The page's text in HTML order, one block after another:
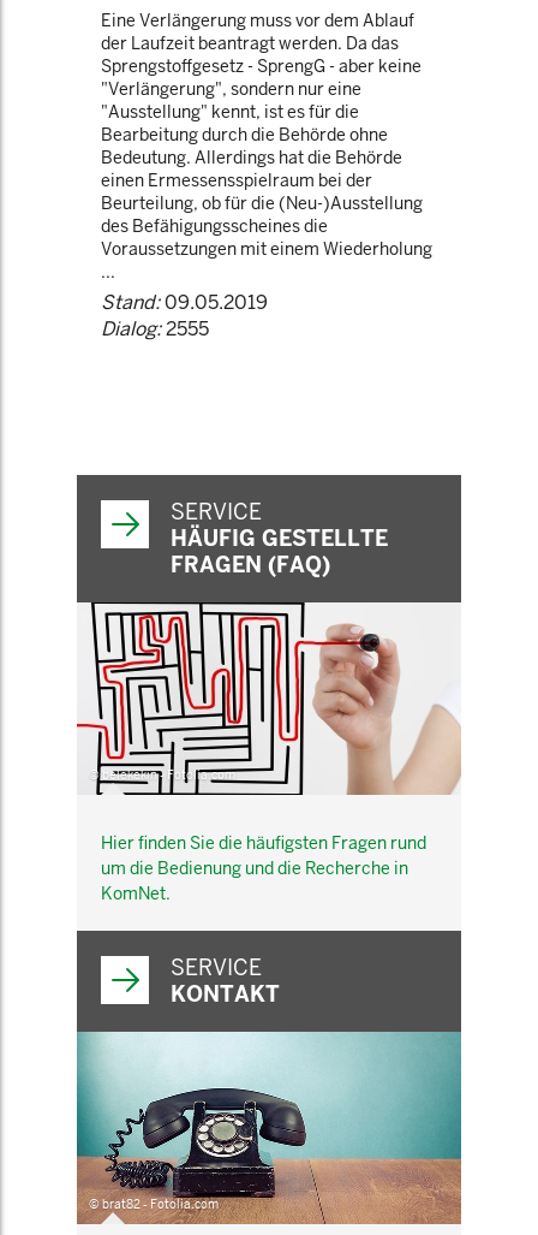
Eine Verlängerung muss vor dem Ablauf
der Laufzeit beantragt werden. Da das
Sprengstoffgesetz - SprengG - aber keine
"Verlängerung", sondern nur eine
"Ausstellung" kennt, ist es für die
Bearbeitung durch die Behörde ohne
Bedeutung. Allerdings hat die Behörde
einen Ermessensspielraum bei der
Beurteilung, ob für die (Neu-)Ausstellung
des Befähigungsscheines die
Voraussetzungen mit einem Wiederholung
...
Stand:09.05.2019
Dialog:2555
SERVICE
HÄUFIG GESTELLTE
FRAGEN (FAQ)
© belekekin - Fotolia.com
Hier finden Sie die häufigsten Fragen rund
um die Bedienung und die Recherche in
KomNet.
SERVICE
KONTAKT
© brat82 - Fotolia.com